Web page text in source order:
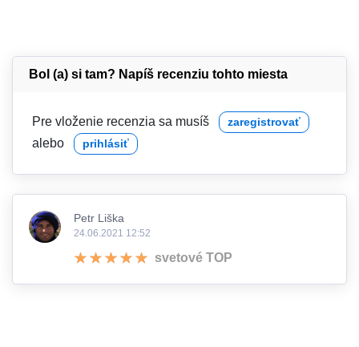
Bol (a) si tam? Napíš recenziu tohto miesta
Pre vloženie recenzia sa musíš zaregistrovať
alebo prihlásiť
Petr Liška
24.06.2021 12:52
svetové TOP